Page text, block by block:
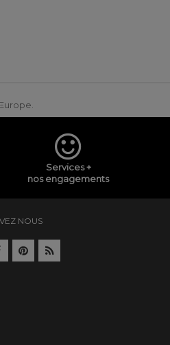
Services +
nos engagements
NOUS